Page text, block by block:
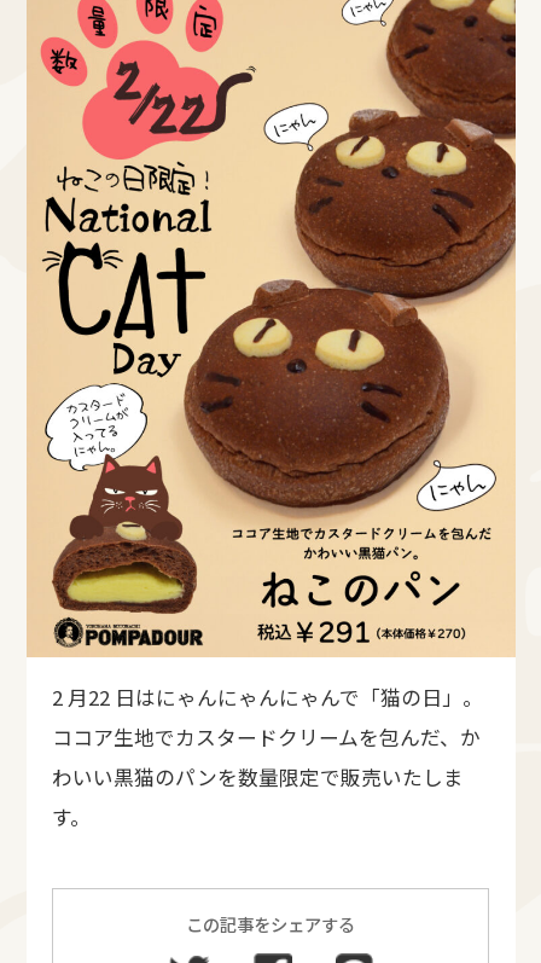
2 月22 日はにゃんにゃんにゃんで「猫の日」。
ココア生地でカスタードクリームを包んだ、か
わいい黒猫のパンを数量限定で販売いたしま
す。
この記事をシェアする